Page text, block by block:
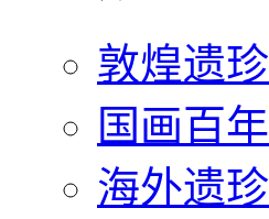
敦煌遗珍
国画百年
海外遗珍